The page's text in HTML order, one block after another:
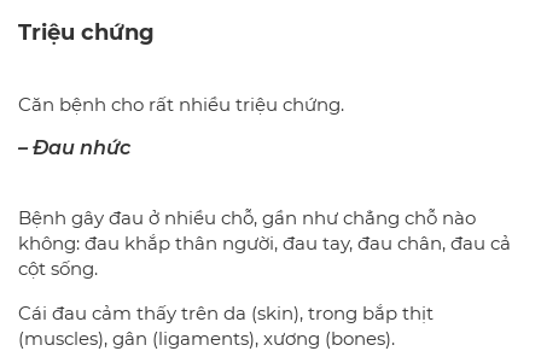
Triệu chứng
Căn bệnh cho rất nhiều triệu chứng.
– Đau nhức
Bệnh gây đau ở nhiều chỗ, gần như chẳng chỗ nào
không: đau khắp thân người, đau tay, đau chân, đau cả
cột sống.
Cái đau cảm thấy trên da (skin), trong bắp thịt
(muscles), gân (ligaments), xương (bones).